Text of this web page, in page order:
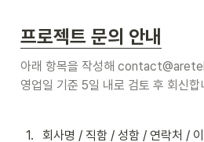
프로젝트 문의 안내
아래 항목을 작성해
영업일 기준 5일 내로 검토 후 회신합
1.
회사명 / 직함 / 성함 / 연락처 /